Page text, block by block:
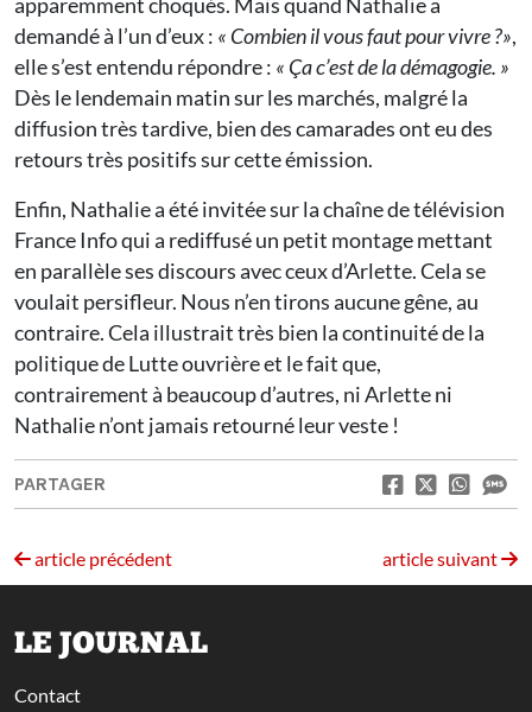
demandé à l’un d’eux : « Combien il vous faut pour vivre?»,
elle s’est entendu répondre : « Ça c’est de la démagogie. »
Dès le lendemain matin sur les marchés, malgré la
diffusion très tardive, bien des camarades ont eu des
retours très positifs sur cette émission.
Enfin, Nathalie a été invitée sur la chaîne de télévision
France Info qui a rediffusé un petit montage mettant
en parallèle ses discours avec ceux d’Arlette. Cela se
voulait persifleur. Nous n’en tirons aucune gêne, au
contraire. Cela illustrait très bien la continuité de la
politique de Lutte ouvrière et le fait que,
contrairement à beaucoup d’autres, ni Arlette ni
Nathalie n’ont jamais retourné leur veste !
PARTAGER
article précédent article suivant
LE JOURNAL
Contact